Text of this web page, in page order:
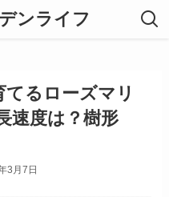
ンライフ
るローズマリ
速度は？樹形
3月7日